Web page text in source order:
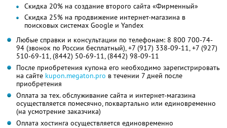
Скидка 20% на создание второго сайта «Фирменный»
Скидка 25% на продвижение интернет-магазина в
поисковых системах Google и Yandex
Любые справки и консультации по телефонам: 8 800 700-74-
94 (звонок по России бесплатный), +7 (917) 338-09-11, +7 (927)
510-69-11, (8442) 50-69-11, (8442) 98-09-11
После приобретения купона его необходимо зарегистрировать
на сайте kupon.megaton.pro в течении 7 дней после
приобретения
Оплата за тех. обслуживание сайта и интернет-магазина
осуществляется помесячно, поквартально или единовременно
(на усмотрение заказчика)
Оплата хостинга осуществляется единовременно